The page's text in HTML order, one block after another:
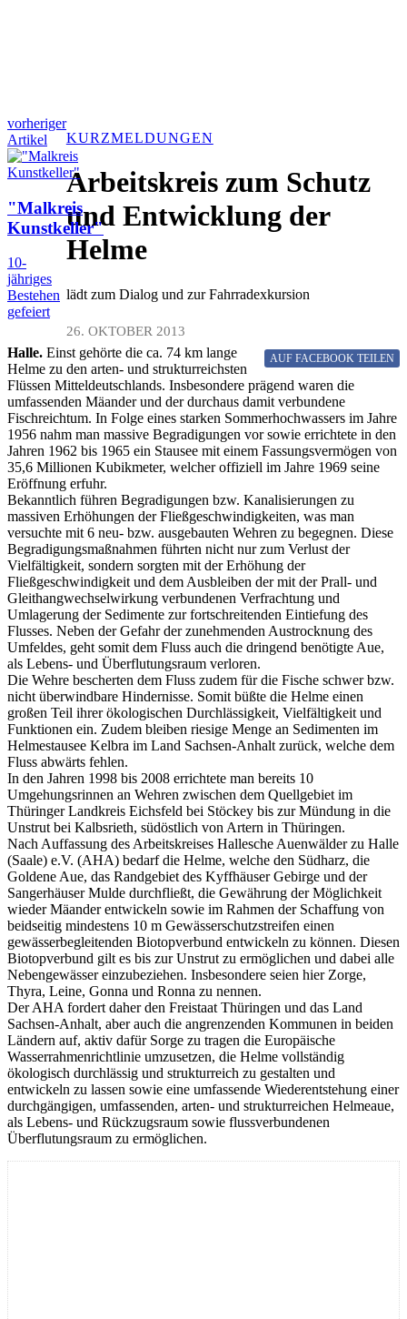
vorheriger
Artikel
"Malkreis
Kunstkeller"
10-
jähriges
Bestehen
gefeiert
KURZMELDUNGEN
Arbeitskreis zum Schutz
und Entwicklung der
Helme
lädt zum Dialog und zur Fahrradexkursion
26. OKTOBER 2013
AUF FACEBOOK TEILEN
Halle. Einst gehörte die ca. 74 km lange
Helme zu den arten- und strukturreichsten
Flüssen Mitteldeutschlands. Insbesondere prägend waren die
umfassenden Mäander und der durchaus damit verbundene
Fischreichtum. In Folge eines starken Sommerhochwassers im Jahre
1956 nahm man massive Begradigungen vor sowie errichtete in den
Jahren 1962 bis 1965 ein Stausee mit einem Fassungsvermögen von
35,6 Millionen Kubikmeter, welcher offiziell im Jahre 1969 seine
Eröffnung erfuhr.
Bekanntlich führen Begradigungen bzw. Kanalisierungen zu
massiven Erhöhungen der Fließgeschwindigkeiten, was man
versuchte mit 6 neu- bzw. ausgebauten Wehren zu begegnen. Diese
Begradigungsmaßnahmen führten nicht nur zum Verlust der
Vielfältigkeit, sondern sorgten mit der Erhöhung der
Fließgeschwindigkeit und dem Ausbleiben der mit der Prall- und
Gleithangwechselwirkung verbundenen Verfrachtung und
Umlagerung der Sedimente zur fortschreitenden Eintiefung des
Flusses. Neben der Gefahr der zunehmenden Austrocknung des
Umfeldes, geht somit dem Fluss auch die dringend benötigte Aue,
als Lebens- und Überflutungsraum verloren.
Die Wehre bescherten dem Fluss zudem für die Fische schwer bzw.
nicht überwindbare Hindernisse. Somit büßte die Helme einen
großen Teil ihrer ökologischen Durchlässigkeit, Vielfältigkeit und
Funktionen ein. Zudem bleiben riesige Menge an Sedimenten im
Helmestausee Kelbra im Land Sachsen-Anhalt zurück, welche dem
Fluss abwärts fehlen.
In den Jahren 1998 bis 2008 errichtete man bereits 10
Umgehungsrinnen an Wehren zwischen dem Quellgebiet im
Thüringer Landkreis Eichsfeld bei Stöckey bis zur Mündung in die
Unstrut bei Kalbsrieth, südöstlich von Artern in Thüringen.
Nach Auffassung des Arbeitskreises Hallesche Auenwälder zu Halle
(Saale) e.V. (AHA) bedarf die Helme, welche den Südharz, die
Goldene Aue, das Randgebiet des Kyffhäuser Gebirge und der
Sangerhäuser Mulde durchfließt, die Gewährung der Möglichkeit
wieder Mäander entwickeln sowie im Rahmen der Schaffung von
beidseitig mindestens 10 m Gewässerschutzstreifen einen
gewässerbegleitenden Biotopverbund entwickeln zu können. Diesen
Biotopverbund gilt es bis zur Unstrut zu ermöglichen und dabei alle
Nebengewässer einzubeziehen. Insbesondere seien hier Zorge,
Thyra, Leine, Gonna und Ronna zu nennen.
Der AHA fordert daher den Freistaat Thüringen und das Land
Sachsen-Anhalt, aber auch die angrenzenden Kommunen in beiden
Ländern auf, aktiv dafür Sorge zu tragen die Europäische
Wasserrahmenrichtlinie umzusetzen, die Helme vollständig
ökologisch durchlässig und strukturreich zu gestalten und
entwickeln zu lassen sowie eine umfassende Wiederentstehung einer
durchgängigen, umfassenden, arten- und strukturreichen Helmeaue,
als Lebens- und Rückzugsraum sowie flussverbundenen
Überflutungsraum zu ermöglichen.